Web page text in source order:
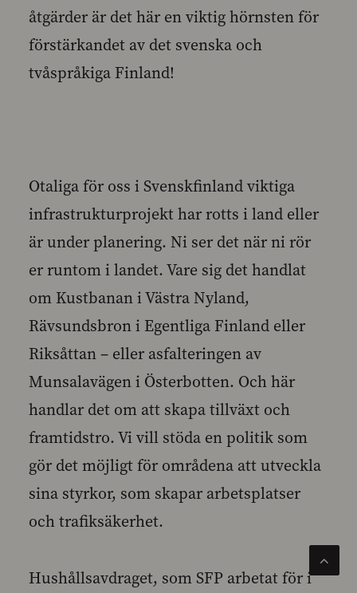
åtgärder är det här en viktig hörnsten för
förstärkandet av det svenska och
tvåspråkiga Finland!
Otaliga för oss i Svenskfinland viktiga
infrastrukturprojekt har rotts i land eller
är under planering. Ni ser det när ni rör
er runtom i landet. Vare sig det handlat
om Kustbanan i Västra Nyland,
Rävsundsbron i Egentliga Finland eller
Riksåttan – eller asfalteringen av
Munsalavägen i Österbotten. Och här
handlar det om att skapa tillväxt och
framtidstro. Vi vill stöda en politik som
gör det möjligt för områdena att utveckla
sina styrkor, som skapar arbetsplatser
och trafiksäkerhet.
Hushållsavdraget, som SFP arbetat för i